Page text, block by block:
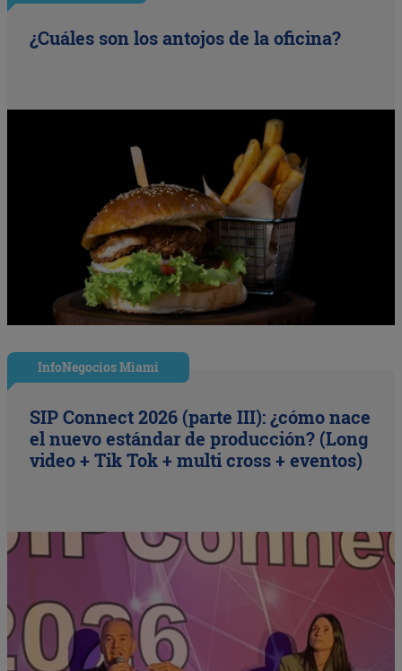
¿Cuáles son los antojos de la oficina?
InfoNegocios Miami
SIP Connect 2026 (parte III): ¿cómo nace
el nuevo estándar de producción? (Long
video + Tik Tok + multi cross + eventos)